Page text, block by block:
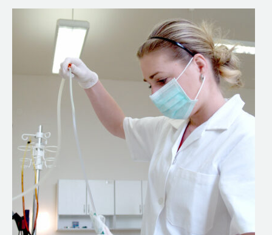
DIPLOMOVANÁ
VŠEOBECNÁ SESTRA – KOMBINOVANÉ
Pracujete, ale hledáte prostor pro vlastní rozvoj? Zkuste
kombinované studium, staňte se diplomovanou
všeobecnou sestrou a dejte své kariéře nový smysl.